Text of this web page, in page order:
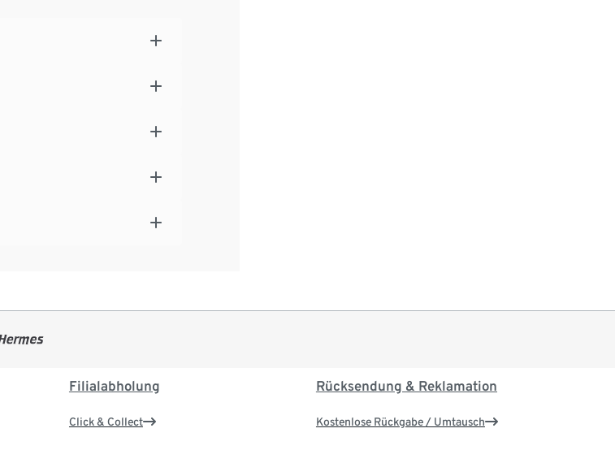
Filialabholung
Click & Collect
Rücksendung & Reklamation
Kostenlose Rückgabe / Umtausch